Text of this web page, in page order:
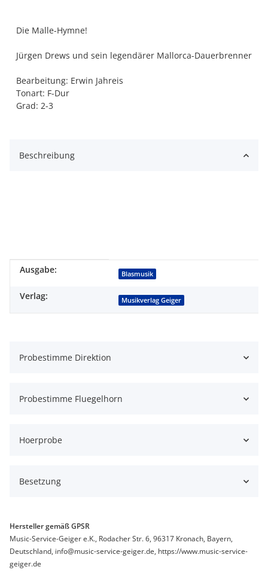
Die Malle-Hymne!
Jürgen Drews und sein legendärer Mallorca-Dauerbrenner
Bearbeitung: Erwin Jahreis
Tonart: F-Dur
Grad: 2-3
Beschreibung
Produkteigenschaft
Wert
Ausgabe: Blasmusik
Verlag: Musikverlag Geiger
Probestimme Direktion
Probestimme Fluegelhorn
Hoerprobe
Besetzung
Hersteller gemäß GPSR
Music-Service-Geiger e.K., Rodacher Str. 6, 96317 Kronach, Bayern,
Deutschland, info@music-service-geiger.de, https://www.music-service-
geiger.de